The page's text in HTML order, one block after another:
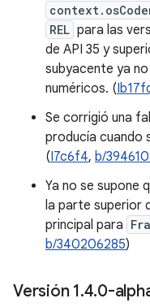
REL para las
de API 35 y
subyacente ya
numéricos. (
Se corrigió una
producía cuando
(I7c6f4, b/
Ya no se supone
la parte superior
principal para
b/340206285)
Versión 1.4.0-